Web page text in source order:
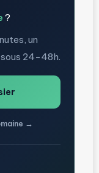
?
un
24-48h.
→